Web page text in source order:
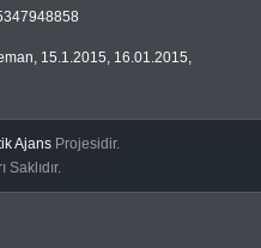
, 15.1.2015, 16.01.2015,
Ajans Projesidir.
Saklıdır.